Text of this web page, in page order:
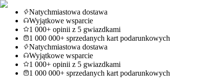
Natychmiastowa dostawa
Wyjątkowe wsparcie
1 000+ opinii z 5 gwiazdkami
1 000 000+ sprzedanych kart podarunkowych
Natychmiastowa dostawa
Wyjątkowe wsparcie
1 000+ opinii z 5 gwiazdkami
1 000 000+ sprzedanych kart podarunkowych